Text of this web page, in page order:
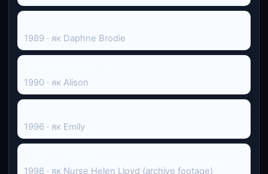
1989 · як Daphne Brodie
1990 · як Alison
1996 · як Emily
1998 · як Nurse Helen Lloyd (archive footage)